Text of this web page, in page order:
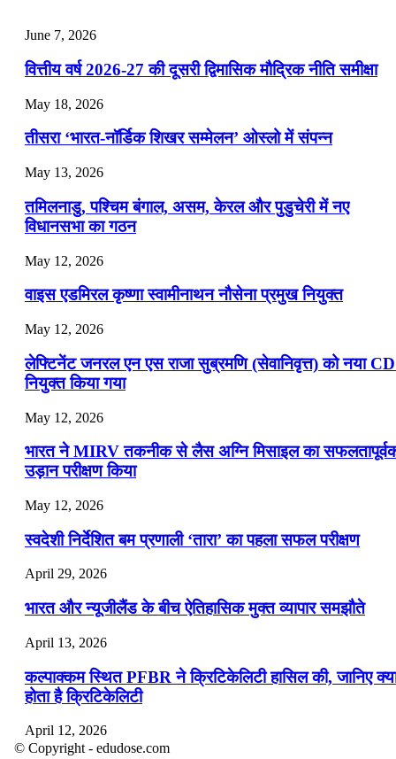
📝 डेली करेंट अफेयर्स: 22-24 जुलाई 2026
📝 डेली करेंट अफेयर्स: 16-18 जुलाई 2026
June 7, 2026
वित्तीय वर्ष 2026-27 की दूसरी द्विमासिक मौद्रिक नीति समीक्षा
May 18, 2026
तीसरा ‘भारत-नॉर्डिक शिखर सम्मेलन’ ओस्लो में संपन्न
May 13, 2026
तमिलनाडु, पश्चिम बंगाल, असम, केरल और पुडुचेरी में नए
विधानसभा का गठन
May 12, 2026
वाइस एडमिरल कृष्णा स्वामीनाथन नौसेना प्रमुख नियुक्त
May 12, 2026
लेफ्टिनेंट जनरल एन एस राजा सुब्रमणि (सेवानिवृत्त) को नया
नियुक्त किया गया
May 12, 2026
भारत ने MIRV तकनीक से लैस अग्नि मिसाइल का
उड़ान परीक्षण किया
May 12, 2026
स्वदेशी निर्देशित बम प्रणाली ‘तारा’ का पहला सफल परीक्षण
April 29, 2026
भारत और न्यूजीलैंड के बीच ऐतिहासिक मुक्त व्यापार समझौते
April 13, 2026
कल्पाक्कम स्थित PFBR ने क्रिटिकेलिटी हासिल की, जानिए
होता है क्रिटिकेलिटी
April 12, 2026
© Copyright - edudose.com